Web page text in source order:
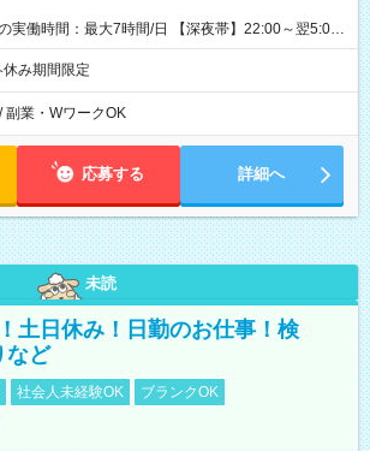
実働時間：最大7時間/日 【深夜帯】22:00～翌5:00
日2h～OK◎ ※22:00から翌5:00までは18歳以上の方
です（18歳未満の深夜業務禁止のため） ★深夜で
2名以上での勤務を行いますので、安心して働けま
み期間限定
副業・WワークOK
応募する 詳細へ
未読
土日休み！日勤のお仕事！検
など
社会人未経験OK
ブランクOK